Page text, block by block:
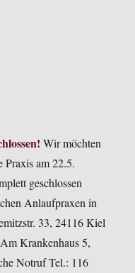
Wir möchten
Praxis am 22.5.
geschlossen
Anlaufpraxen in
33, 24116 Kiel
Krankenhaus 5,
Notruf Tel.: 116